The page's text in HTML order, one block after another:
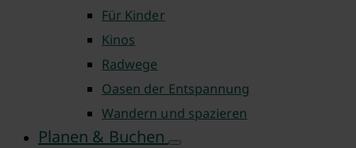
Für Kinder
Kinos
Radwege
Oasen der Entspannung
Wandern und spazieren
Planen & Buchen